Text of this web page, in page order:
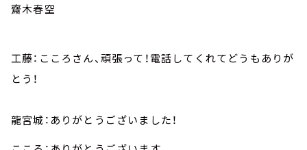
齋木春空
工藤：こころさん、頑張って！電話してくれてどうもありが
とう！
龍宮城：ありがとうございました！